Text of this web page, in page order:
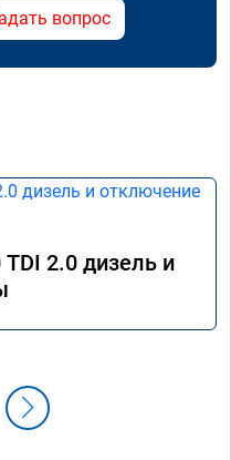
вопрос
2.0 дизель и